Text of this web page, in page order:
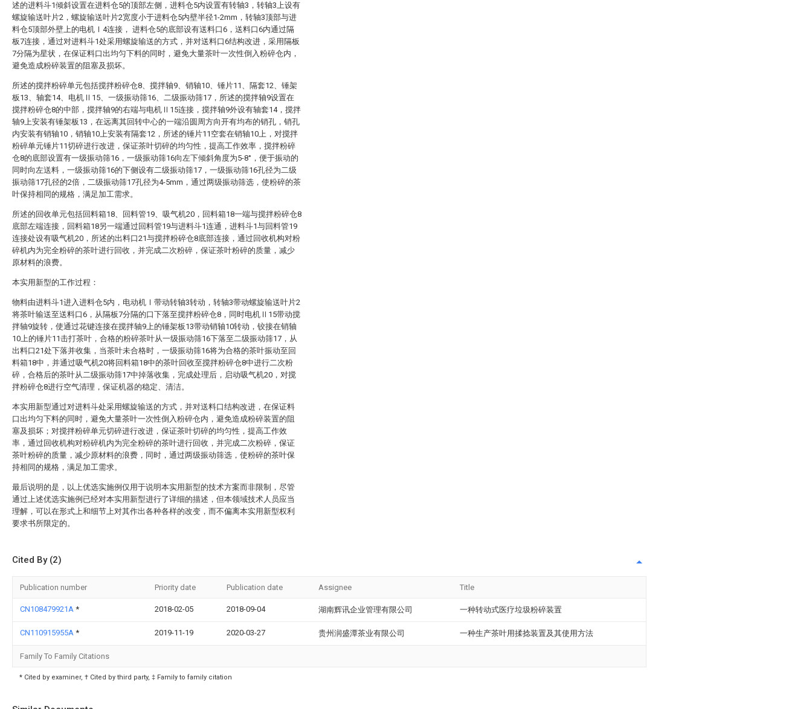
述的进料斗1倾斜设置在进料仓5的顶部左侧，进料仓5内设置有转轴3，转轴3上设有
螺旋输送叶片2，螺旋输送叶片2宽度小于进料仓5内壁半径1-2mm，转轴3顶部与进
料仓5顶部外壁上的电机Ⅰ4连接， 进料仓5的底部设有送料口6，送料口6内通过隔
板7连接，通过对进料斗1处采用螺旋输送的方式，并对送料口6结构改进，采用隔板
7分隔为星状，在保证料口出均匀下料的同时，避免大量茶叶一次性倒入粉碎仓内，
避免造成粉碎装置的阻塞及损坏。
所述的搅拌粉碎单元包括搅拌粉碎仓8、搅拌轴9、销轴10、锤片11、隔套12、锤架
板13、轴套14、电机Ⅱ15、一级振动筛16、二级振动筛17，所述的搅拌轴9设置在
搅拌粉碎仓8的中部，搅拌轴9的右端与电机Ⅱ15连接，搅拌轴9外设有轴套14，搅拌
轴9上安装有锤架板13，在远离其回转中心的一端沿圆周方向开有均布的销孔，销孔
内安装有销轴10，销轴10上安装有隔套12，所述的锤片11空套在销轴10上，对搅拌
粉碎单元锤片11切碎进行改进，保证茶叶切碎的均匀性，提高工作效率，搅拌粉碎
仓8的底部设置有一级振动筛16，一级振动筛16向左下倾斜角度为5-8°，便于振动的
同时向左送料，一级振动筛16的下侧设有二级振动筛17，一级振动筛16孔径为二级
振动筛17孔径的2倍，二级振动筛17孔径为4-5mm，通过两级振动筛选，使粉碎的茶
叶保持相同的规格，满足加工需求。
所述的回收单元包括回料箱18、回料管19、吸气机20，回料箱18一端与搅拌粉碎仓8
底部左端连接，回料箱18另一端通过回料管19与进料斗1连通，进料斗1与回料管19
连接处设有吸气机20，所述的出料口21与搅拌粉碎仓8底部连接，通过回收机构对粉
碎机内为完全粉碎的茶叶进行回收，并完成二次粉碎，保证茶叶粉碎的质量，减少
原材料的浪费。
本实用新型的工作过程：
物料由进料斗1进入进料仓5内，电动机Ⅰ带动转轴3转动，转轴3带动螺旋输送叶片2
将茶叶输送至送料口6，从隔板7分隔的口下落至搅拌粉碎仓8，同时电机Ⅱ15带动搅
拌轴9旋转，使通过花键连接在搅拌轴9上的锤架板13带动销轴10转动，铰接在销轴
10上的锤片11击打茶叶，合格的粉碎茶叶从一级振动筛16下落至二级振动筛17，从
出料口21处下落并收集，当茶叶未合格时，一级振动筛16将为合格的茶叶振动至回
料箱18中，并通过吸气机20将回料箱18中的茶叶回收至搅拌粉碎仓8中进行二次粉
碎，合格后的茶叶从二级振动筛17中掉落收集，完成处理后，启动吸气机20，对搅
拌粉碎仓8进行空气清理，保证机器的稳定、清洁。
本实用新型通过对进料斗处采用螺旋输送的方式，并对送料口结构改进，在保证料
口出均匀下料的同时，避免大量茶叶一次性倒入粉碎仓内，避免造成粉碎装置的阻
塞及损坏；对搅拌粉碎单元切碎进行改进，保证茶叶切碎的均匀性，提高工作效
率，通过回收机构对粉碎机内为完全粉碎的茶叶进行回收，并完成二次粉碎，保证
茶叶粉碎的质量，减少原材料的浪费，同时，通过两级振动筛选，使粉碎的茶叶保
持相同的规格，满足加工需求。
最后说明的是，以上优选实施例仅用于说明本实用新型的技术方案而非限制，尽管
通过上述优选实施例已经对本实用新型进行了详细的描述，但本领域技术人员应当
理解，可以在形式上和细节上对其作出各种各样的改变，而不偏离本实用新型权利
要求书所限定的。
Cited By (2)
Publication number Priority date Publication date Assignee Title
CN108479921A * 2018-02-05 2018-09-04 湖南辉讯企业管理有限公司 一种转动式医疗垃圾粉碎装置
CN110915955A * 2019-11-19 2020-03-27 贵州润盛潭茶业有限公司 一种生产茶叶用揉捻装置及其使用方法
Family To Family Citations
* Cited by examiner, † Cited by third party, ‡ Family to family citation